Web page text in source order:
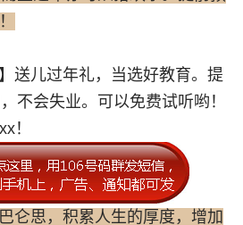
送儿过年礼，当选好教育。提
不会失业。可以免费试听哟！
！
仑思，积累人生的厚度，增加